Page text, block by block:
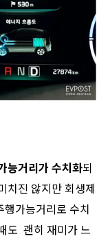
능거리가 수치화되
치진 않지만 회생제
가능거리로 수치
도 괜히 재미가 느